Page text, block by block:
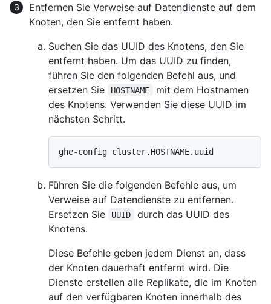
Entfernen Sie Verweise auf Datendienste auf dem
Knoten, den Sie entfernt haben.
Suchen Sie das UUID des Knotens, den Sie
entfernt haben. Um das UUID zu finden,
führen Sie den folgenden Befehl aus, und
ersetzen Sie
HOSTNAME
mit dem Hostnamen
des Knotens. Verwenden Sie diese UUID im
nächsten Schritt.
Führen Sie die folgenden Befehle aus, um
Verweise auf Datendienste zu entfernen.
Ersetzen Sie
UUID
durch das UUID des
Knotens.
Diese Befehle geben jedem Dienst an, dass
der Knoten dauerhaft entfernt wird. Die
Dienste erstellen alle Replikate, die im Knoten
auf den verfügbaren Knoten innerhalb des